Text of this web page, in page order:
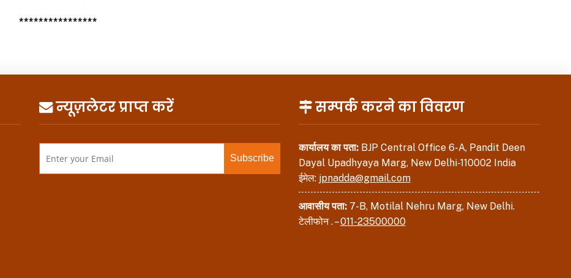
****************
न्यूज़लेटर प्राप्त करें सम्पर्क करने का विवरण
कार्यालय का पता:BJP Central Office 6-A, Pandit Deen
Dayal Upadhyaya Marg, New Delhi-110002 India
ईमेल: jpnadda@gmail.com
आवासीय पता:7-B, Motilal Nehru Marg, New Delhi.
टेलीफोन . –011-23500000